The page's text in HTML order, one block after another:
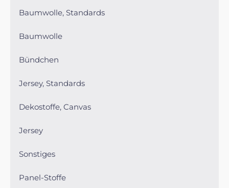
Baumwolle, Standards
Baumwolle
Bündchen
Jersey, Standards
Dekostoffe, Canvas
Jersey
Sonstiges
Panel-Stoffe